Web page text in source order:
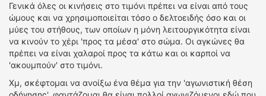
Γενικά όλες οι κινήσεις στο τιμόνι πρέπει να είναι από τους
ώμους και να χρησιμοποιείται τόσο ο δελτοειδής όσο και οι
μύες του στήθους, των οποίων η μόνη λειτουργικότητα είναι
να κινούν το χέρι 'προς τα μέσα' στο σώμα. Οι αγκώνες θα
πρέπει να είναι χαλαροί προς τα κάτω και οι καρποί να
'ακουμπούν' στο τιμόνι.
Χμ, σκέφτομαι να ανοίξω ένα θέμα για την 'αγωνιστική θέση